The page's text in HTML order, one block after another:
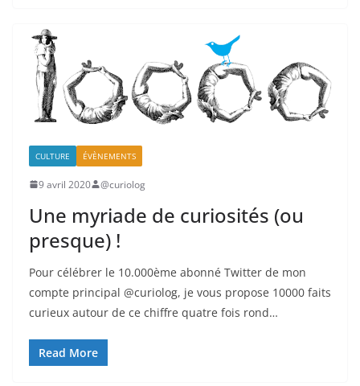
CULTURE ÉVÈNEMENTS
9 avril 2020 @curiolog
Une myriade de curiosités (ou
presque) !
Pour célébrer le 10.000ème abonné Twitter de mon
compte principal @curiolog, je vous propose 10000 faits
curieux autour de ce chiffre quatre fois rond…
Read More